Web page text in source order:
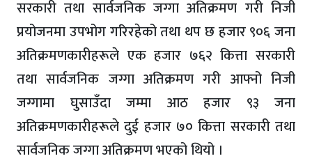
सरकारी तथा सार्वजनिक जग्गा अतिक्रमण गरी निजी
प्रयोजनमा उपभोग गरिरहेको तथा थप छ हजार ९०६ जना
अतिक्रमणकारीहरूले एक हजार ७६२ कित्ता सरकारी
तथा सार्वजनिक जग्गा अतिक्रमण गरी आफ्नो निजी
जग्गामा घुसाउँदा जम्मा आठ हजार ९३ जना
अतिक्रमणकारीहरूले दुई हजार ७० कित्ता सरकारी तथा
सार्वजनिक जग्गा अतिक्रमण भएको थियो ।